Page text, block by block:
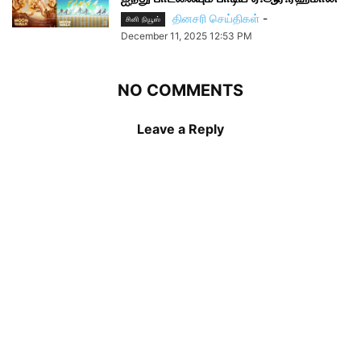
சினி நியூஸ் தினசரி செய்திகள் -
December 11, 2025 12:53 PM
NO COMMENTS
Leave a Reply